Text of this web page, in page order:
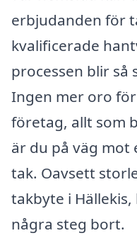
erbjudanden för
kvalificerade
processen blir så
Ingen mer oro
företag, allt som
är du på väg
tak. Oavsett
takbyte i
några steg bort.